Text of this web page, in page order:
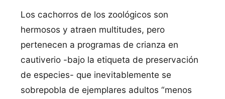
Los cachorros de los zoológicos son
hermosos y atraen multitudes, pero
pertenecen a programas de crianza en
cautiverio -bajo la etiqueta de preservación
de especies- que inevitablemente se
sobrepobla de ejemplares adultos “menos